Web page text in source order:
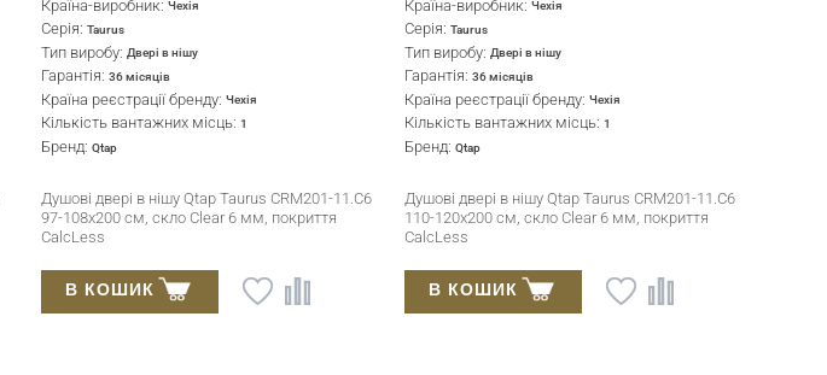
Країна-виробник: Чехія
Серія: Taurus
Тип виробу: Двері в нішу
Гарантія: 36 місяців
Країна реєстрації бренду: Чехія
Кількість вантажних місць: 1
Бренд: Qtap
Душові двері в нішу Qtap Taurus CRM201-11.C6
97-108x200 см, скло Clear 6 мм, покриття
CalcLess
В КОШИК
Країна-виробник:Чехія
Серія:Taurus
Тип виробу:Двері в нішу
Гарантія:36 місяців
Країна реєстрації бренду:Чехія
Кількість вантажних місць:1
Бренд:Qtap
Душові двері в нішу Qtap Taurus CRM201-11.C6
110-120x200 см, скло Clear 6 мм, покриття
CalcLess
В КОШИК